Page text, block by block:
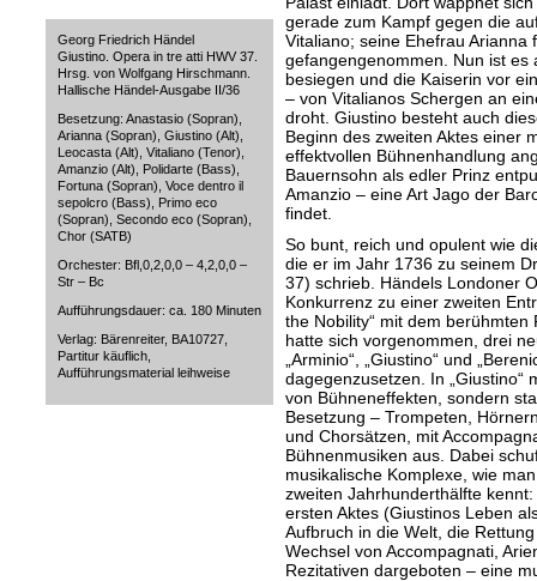
Georg Friedrich Händel
Giustino. Opera in tre atti HWV 37.
Hrsg. von Wolfgang Hirschmann.
Hallische Händel-Ausgabe II/36
Besetzung: Anastasio (Sopran),
Arianna (Sopran), Giustino (Alt),
Leocasta (Alt), Vitaliano (Tenor),
Amanzio (Alt), Polidarte (Bass),
Fortuna (Sopran), Voce dentro il
sepolcro (Bass), Primo eco
(Sopran), Secondo eco (Sopran),
Chor (SATB)
Orchester: Bfl,0,2,0,0 – 4,2,0,0 –
Str – Bc
Aufführungsdauer: ca. 180 Minuten
Verlag: Bärenreiter, BA10727,
Partitur käuflich,
Aufführungsmaterial leihweise
gerade zum Kampf gegen die
Vitaliano; seine Ehefrau
gefangengenommen. Nun ist es
besiegen und die Kaiserin vor
– von Vitalianos Schergen an
droht. Giustino besteht auch
Beginn des zweiten Aktes einer
effektvollen Bühnenhandlung
Bauernsohn als edler Prinz
Amanzio – eine Art Jago der
findet.
So bunt, reich und opulent wie
die er im Jahr 1736 zu seinem
37) schrieb. Händels Londoner
Konkurrenz zu einer zweiten
the Nobility“ mit dem
hatte sich vorgenommen, drei
„Arminio“, „Giustino“ und
dagegenzusetzen. In „Giustino“
von Bühneneffekten, sondern
Besetzung – Trompeten,
und Chorsätzen, mit
Bühnenmusiken aus. Dabei
musikalische Komplexe, wie
zweiten Jahrhunderthälfte
ersten Aktes (Giustinos Leben
Aufbruch in die Welt, die
Wechsel von Accompagnati,
Rezitativen dargeboten – eine